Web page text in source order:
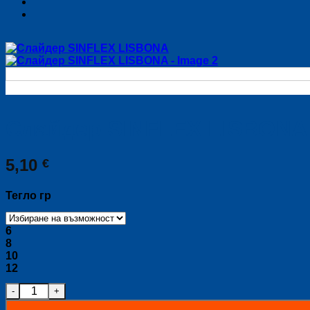
5,10 €
Тегло гр
6
8
10
12
количество за Слайдер SINFLEX LISBONA